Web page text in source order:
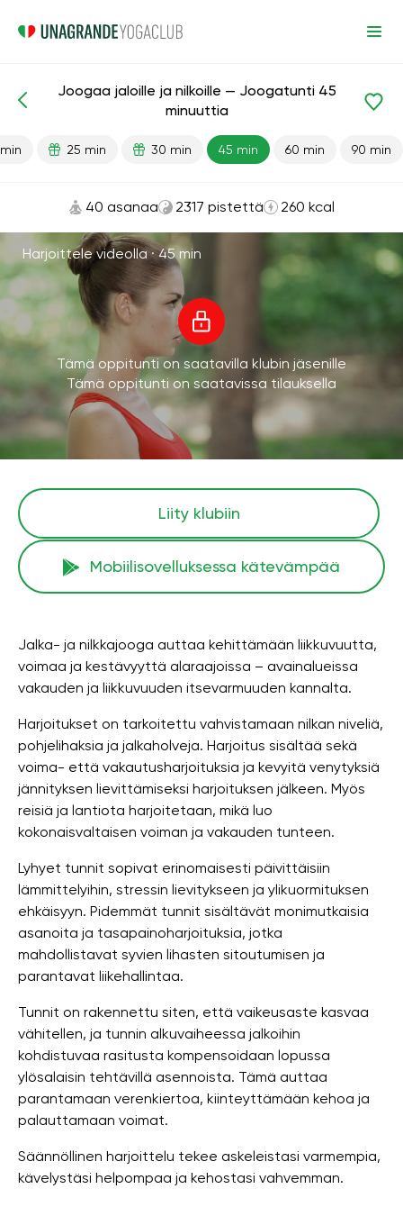
Jalat Nivelet
Joogaa jaloille ja nilkoille — Joogatunti 45
minuuttia
25 min 30 min 45 min 60 min 90 min
40 asanaa 2317 pistettä 260 kcal
Harjoittele videolla ·45 min
Tämä oppitunti on saatavilla klubin jäsenille
Tämä oppitunti on saatavissa tilauksella
Liity klubiin
Mobiilisovelluksessa kätevämpää
Jalka- ja nilkkajooga auttaa kehittämään liikkuvuutta,
voimaa ja kestävyyttä alaraajoissa – avainalueissa
vakauden ja liikkuvuuden itsevarmuuden kannalta.
Harjoitukset on tarkoitettu vahvistamaan nilkan niveliä,
pohjelihaksia ja jalkaholveja. Harjoitus sisältää sekä
voima- että vakautusharjoituksia ja kevyitä venytyksiä
jännityksen lievittämiseksi harjoituksen jälkeen. Myös
reisiä ja lantiota harjoitetaan, mikä luo
kokonaisvaltaisen voiman ja vakauden tunteen.
Lyhyet tunnit sopivat erinomaisesti päivittäisiin
lämmittelyihin, stressin lievitykseen ja ylikuormituksen
ehkäisyyn. Pidemmät tunnit sisältävät monimutkaisia ​​
asanoita ja tasapainoharjoituksia, jotka
mahdollistavat syvien lihasten sitoutumisen ja
parantavat liikehallintaa.
Tunnit on rakennettu siten, että vaikeusaste kasvaa
vähitellen, ja tunnin alkuvaiheessa jalkoihin
kohdistuvaa rasitusta kompensoidaan lopussa
ylösalaisin tehtävillä asennoista. Tämä auttaa
parantamaan verenkiertoa, kiinteyttämään kehoa ja
palauttamaan voimat.
Säännöllinen harjoittelu tekee askeleistasi varmempia,
kävelystäsi helpompaa ja kehostasi vahvemman.